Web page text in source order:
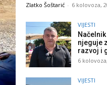
Zlatko Šoštarić - 6 kolovoza,
VIJESTI
njeguje
razvoj i
6
VIJESTI